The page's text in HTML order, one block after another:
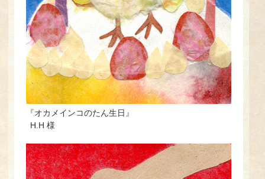
『オカメインコのたん生日』
H.H 様